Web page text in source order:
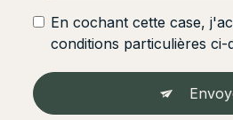
En cochant cette case,
conditions particulières